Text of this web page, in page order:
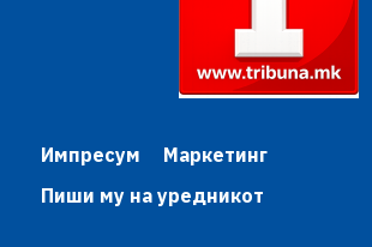
Импресум
Маркетинг
Пиши му на уредникот